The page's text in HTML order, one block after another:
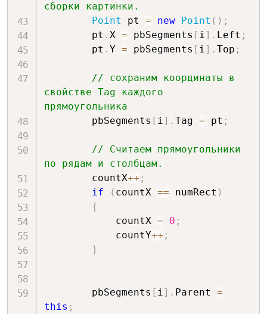
сборки картинки.
Point pt = new Point ( ) ;
        pt
. X = pbSegments [ i] . Left ;
        pt
. Y = pbSegments [ i] . Top ;
// сохраним координаты в
свойстве Tag каждого
прямоугольника
        pbSegments
[ i] . Tag = pt ;
// Считаем прямоугольники
по рядам и столбцам.
        countX
++ ;
if
( countX == numRect )
{
            countX
= 0 ;
            countY
++ ;
}
        pbSegments
[ i] . Parent =
this ;